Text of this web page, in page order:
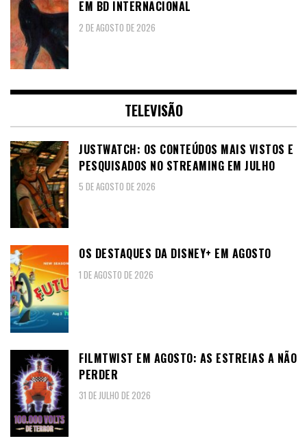
EM BD INTERNACIONAL
2 DE AGOSTO DE 2026
TELEVISÃO
JUSTWATCH: OS CONTEÚDOS MAIS VISTOS E
PESQUISADOS NO STREAMING EM JULHO
5 DE AGOSTO DE 2026
OS DESTAQUES DA DISNEY+ EM AGOSTO
1 DE AGOSTO DE 2026
FILMTWIST EM AGOSTO: AS ESTREIAS A NÃO
PERDER
31 DE JULHO DE 2026